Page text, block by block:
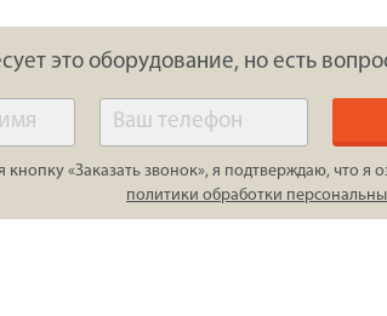
это оборудование, но есть
кнопку «Заказать звонок», я подтверждаю, что я
политики обработки